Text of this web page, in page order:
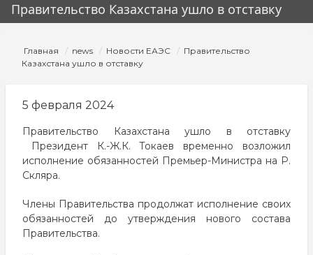
Правительство Казахстана ушло в отставку
Строка
навигации
Главная news Новости ЕАЭС
Правительство
Казахстана ушло в отставку
5 февраля 2024
Правительство Казахстана ушло в отставку
Президент К.-Ж.К. Токаев временно возложил
исполнение обязанностей Премьер-Министра на Р.
Скляра.
Члены Правительства продолжат исполнение своих
обязанностей до утверждения нового состава
Правительства.